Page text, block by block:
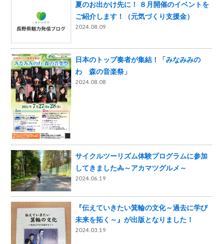
夏のお出かけ先に！ ８月開催のイベントを
ご紹介します！（元気づくり支援金）
2024.08.09
日本のトップ奏者が集結！「みなみみの
わ 森の音楽祭」
2024.08.08
サイクルツーリズム体験プログラムに参加
してきました🚴～アカマツグルメ～
2024.06.19
『伝えていきたい箕輪の文化～過去に学び
未来を拓く～』が出版となりました！
2024.03.19